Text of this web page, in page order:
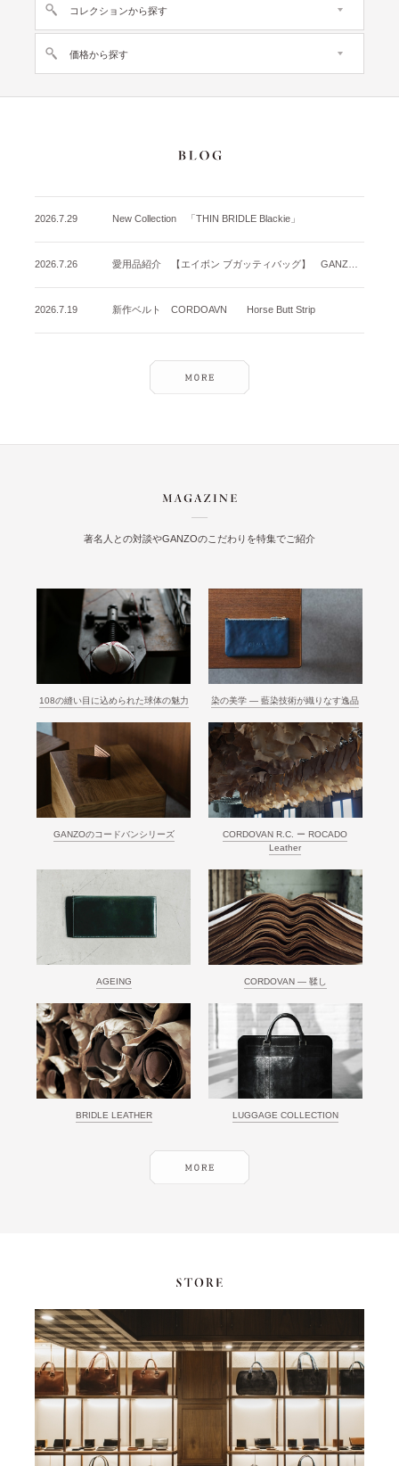
コレクションから探す
価格から探す
2026.7.29 New Collection 「THIN BRIDLE Blackie」
2026.7.26
2026.7.19 新作ベルト CORDOAVN Horse Butt Strip
著名人との対談やGANZOのこだわりを特集でご紹介
108の縫い目に込められた球体の魅力 染の美学 ― 藍染技術が織りなす逸品
GANZOのコードバンシリーズ
CORDOVAN R.C. ー ROCADO
Leather
AGEING CORDOVAN ― 鞣し
BRIDLE LEATHER LUGGAGE COLLECTION